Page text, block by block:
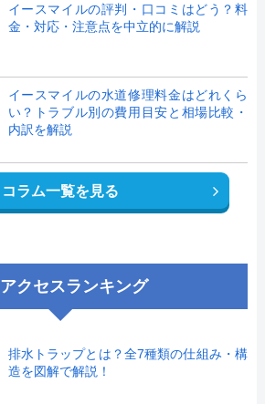
イースマイルの評判・口コミはどう？料
金・対応・注意点を中立的に解説
イースマイルの水道修理料金はどれくら
い？トラブル別の費用目安と相場比較・
内訳を解説
コラム一覧を見る
アクセスランキング
排水トラップとは？全7種類の仕組み・構
造を図解で解説！